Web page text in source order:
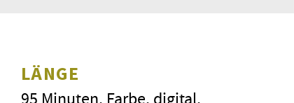
LÄNGE
95 Minuten, Farbe, digital,